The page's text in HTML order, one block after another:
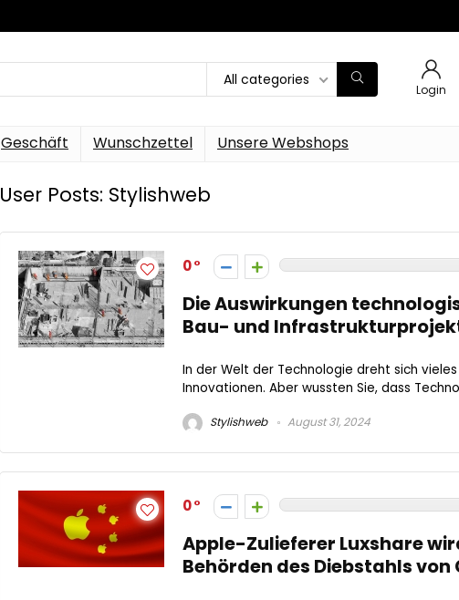
All categories
Login
Geschäft Wunschzettel Unsere Webshops
User Posts: Stylishweb
0
Die Auswirkungen
Bau- und
In der Welt der Technologie dreht sich
Innovationen. Aber wussten Sie, dass
Stylishweb August 31, 2024
0
Apple-Zulieferer Luxshare
Behörden des Diebstahls